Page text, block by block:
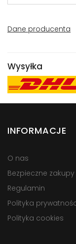
Dane producenta
Wysyłka
INFORMACJE
O nas
Bezpieczne zakupy
Regulamin
Polityka
Polityka cookies